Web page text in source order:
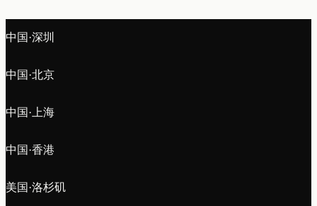
中国·深圳
中国·北京
中国·上海
中国·香港
美国·洛杉矶